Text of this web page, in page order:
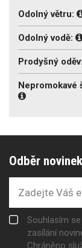
Odolný větru:
Odolný vodě:
Prodyšný oděv:
Nepromokavé
Odběr novinek
Souhlasím
zasílání
Chráněno